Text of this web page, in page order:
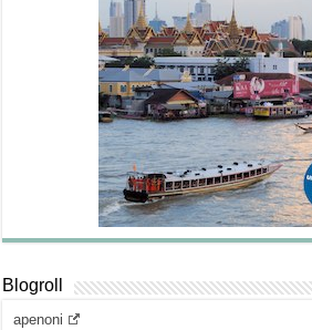
Blogroll
apenoni